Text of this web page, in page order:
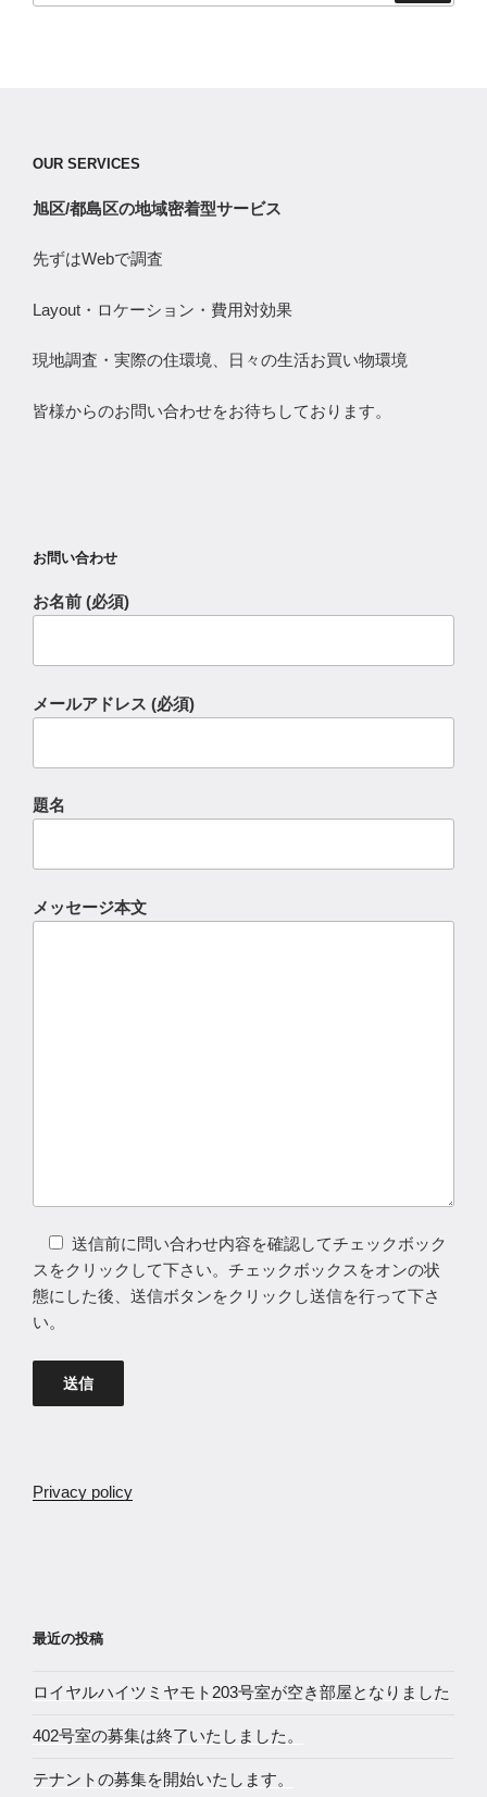
OUR SERVICES
旭区/都島区の地域密着型サービス
先ずはWebで調査
Layout・ロケーション・費用対効果
現地調査・実際の住環境、日々の生活お買い物環境
皆様からのお問い合わせをお待ちしております。
お問い合わせ
お名前 (必須)
メールアドレス (必須)
題名
メッセージ本文
送信前に問い合わせ内容を確認してチェックボック
スをクリックして下さい。チェックボックスをオンの状
態にした後、送信ボタンをクリックし送信を行って下さ
い。
Privacy policy
最近の投稿
ロイヤルハイツミヤモト203号室が空き部屋となりました
402号室の募集は終了いたしました。
テナントの募集を開始いたします。